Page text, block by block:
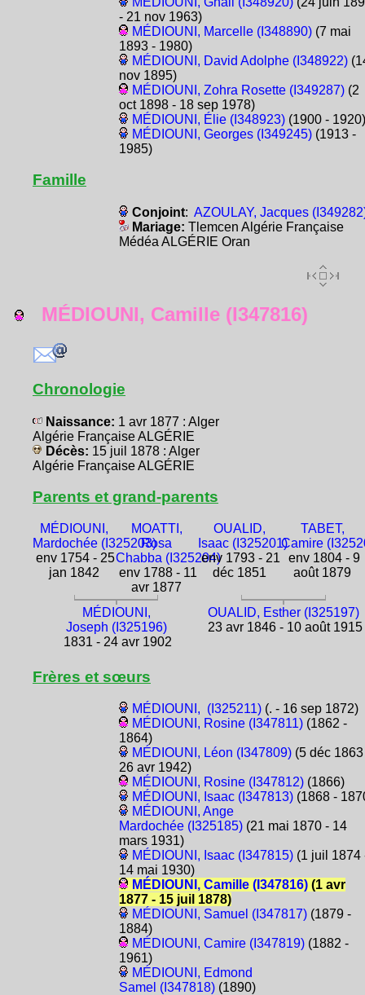
- 21 nov 1963)
MÉDIOUNI, Marcelle (I348890)(7 mai
1893 - 1980)
MÉDIOUNI, David Adolphe (I348922)
nov 1895)
MÉDIOUNI, Zohra Rosette (I349287)(2
oct 1898 - 18 sep 1978)
MÉDIOUNI, Élie (I348923)(1900 - 1920)
MÉDIOUNI, Georges (I349245)(1913 -
1985)
Famille
Conjoint: AZOULAY, Jacques
Mariage: Tlemcen Algérie Française
Médéa ALGÉRIE Oran
MÉDIOUNI, Camille (I347816)
Chronologie
Naissance: 1 avr 1877 : Alger
Algérie Française ALGÉRIE
Décès: 15 juil 1878 : Alger
Algérie Française ALGÉRIE
Parents et grand-parents
MÉDIOUNI,
Mardochée (I325203)
env 1754 - 25
jan 1842
MOATTI,
Rosa
Chabba (I325204)
env 1788 - 11
avr 1877
OUALID,
Isaac (I325201)
env 1793 - 21
déc 1851
TABET,
Camire
env 1804 - 9
août 1879
MÉDIOUNI,
Joseph (I325196)
1831 - 24 avr 1902
OUALID, Esther (I325197)
23 avr 1846 - 10 août 1915
Frères et sœurs
MÉDIOUNI, (I325211)(. - 16 sep 1872)
MÉDIOUNI, Rosine (I347811)(1862 -
1864)
MÉDIOUNI, Léon (I347809)(5 déc 1863
26 avr 1942)
MÉDIOUNI, Rosine (I347812)(1866)
MÉDIOUNI, Isaac (I347813)(1868 -
MÉDIOUNI, Ange
Mardochée (I325185)(21 mai 1870 - 14
mars 1931)
MÉDIOUNI, Isaac (I347815)(1 juil 1874
14 mai 1930)
MÉDIOUNI, Camille (I347816)(1 avr
1877 - 15 juil 1878)
MÉDIOUNI, Samuel (I347817)(1879 -
1884)
MÉDIOUNI, Camire (I347819)(1882 -
1961)
MÉDIOUNI, Edmond
Samel (I347818)(1890)